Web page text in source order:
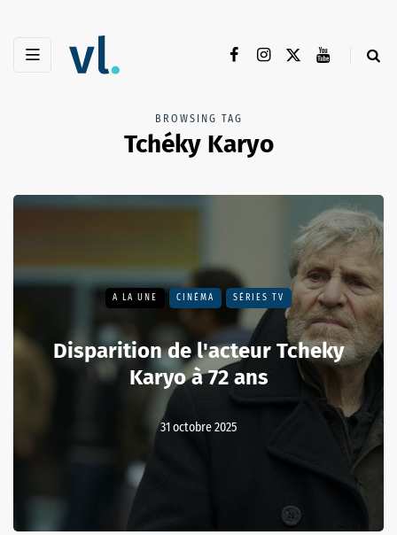
BROWSING TAG
Tchéky Karyo
A LA UNE CINÉMA SÉRIES TV
Disparition de l'acteur Tcheky
Karyo à 72 ans
31 octobre 2025